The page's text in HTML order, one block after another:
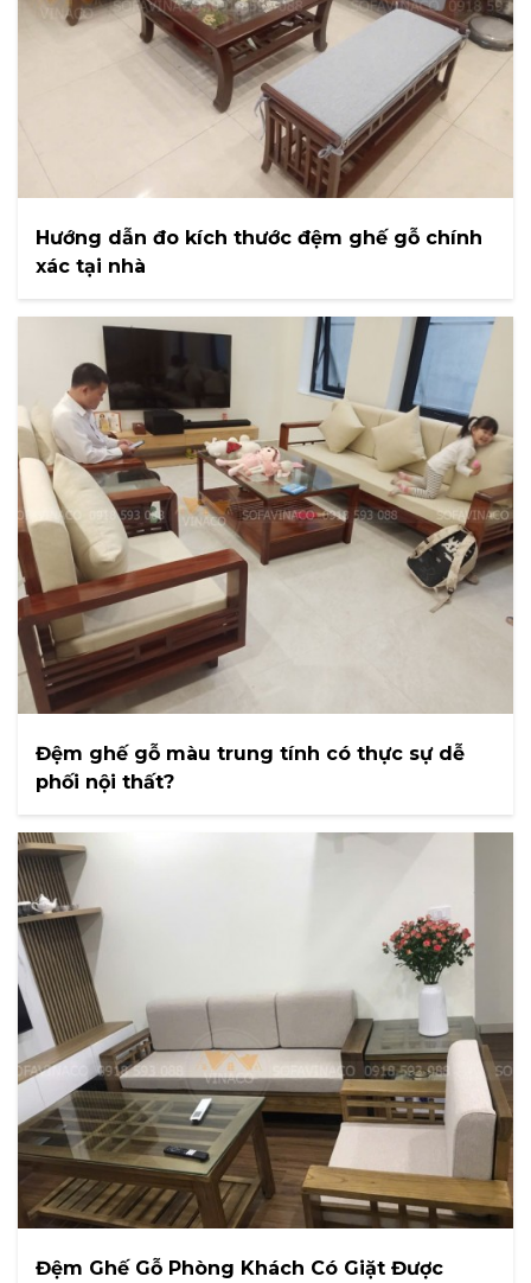
Hướng dẫn đo kích thước đệm ghế gỗ chính
xác tại nhà
Đệm ghế gỗ màu trung tính có thực sự dễ
phối nội thất?
Đệm Ghế Gỗ Phòng Khách Có Giặt Được